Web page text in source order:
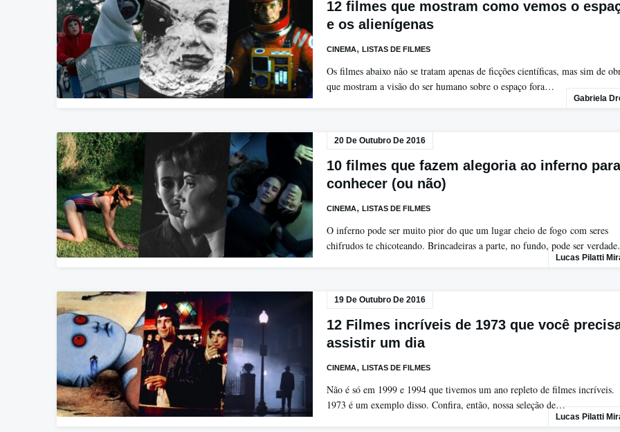
12 filmes que mostram como vemos o
e os alienígenas
CINEMA, LISTAS DE FILMES
Os filmes abaixo não se tratam apenas de ficções científicas, mas sim de
que mostram a visão do ser humano sobre o espaço fora…
Gabriela
20 De Outubro De 2016
10 filmes que fazem alegoria ao inferno para
conhecer (ou não)
CINEMA, LISTAS DE FILMES
O inferno pode ser muito pior do que um lugar cheio de fogo com seres
chifrudos te chicoteando. Brincadeiras a parte, no fundo, pode ser
Lucas Pilatti
19 De Outubro De 2016
12 Filmes incríveis de 1973 que você
assistir um dia
CINEMA, LISTAS DE FILMES
Não é só em 1999 e 1994 que tivemos um ano repleto de filmes incríveis.
1973 é um exemplo disso. Confira, então, nossa seleção de…
Lucas Pilatti